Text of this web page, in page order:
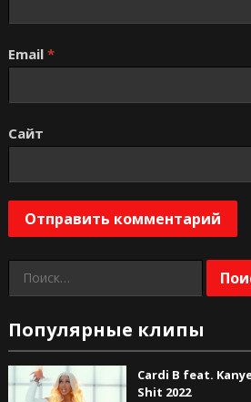
Email *
Сайт
Найти:
Популярные клипы
Cardi B feat.
Shit 2022